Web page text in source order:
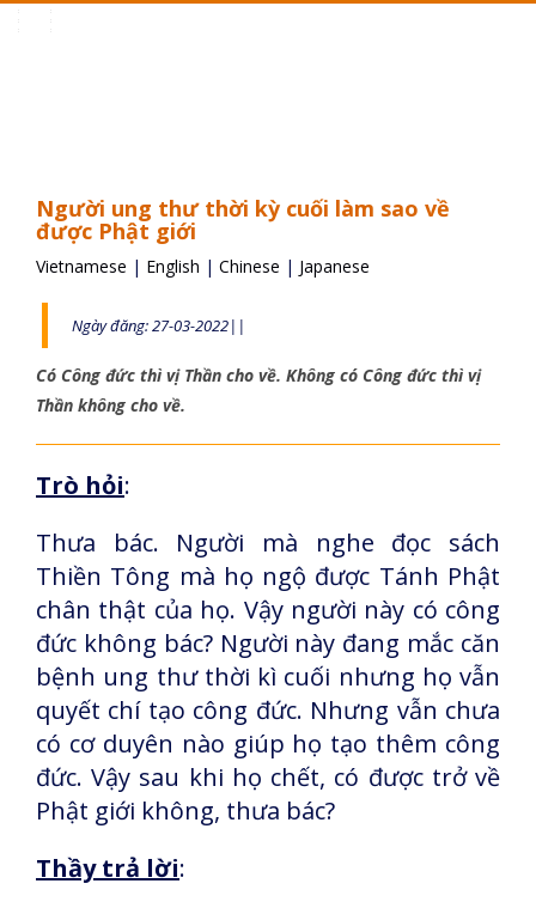
Người ung thư thời kỳ cuối làm sao về
được Phật giới
Vietnamese | English | Chinese | Japanese
Ngày đăng: 27-03-2022||
Có Công đức thì vị Thần cho về. Không có Công đức thì vị
Thần không cho về.
Trò hỏi:
Thưa bác. Người mà nghe đọc sách
Thiền Tông mà họ ngộ được Tánh Phật
chân thật của họ. Vậy người này có công
đức không bác? Người này đang mắc căn
bệnh ung thư thời kì cuối nhưng họ vẫn
quyết chí tạo công đức. Nhưng vẫn chưa
có cơ duyên nào giúp họ tạo thêm công
đức. Vậy sau khi họ chết, có được trở về
Phật giới không, thưa bác?
Thầy trả lời: